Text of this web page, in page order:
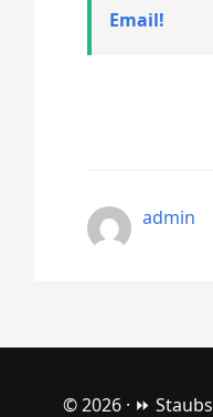
Email!
admin
© 2026 · ⏩